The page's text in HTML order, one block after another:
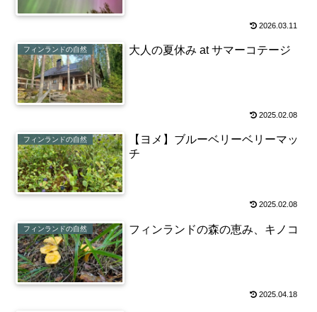
2026.03.11
フィンランドの自然 大人の夏休み at サマーコテージ
2025.02.08
フィンランドの自然
【ヨメ】ブルーベリーベリーマッ
チ
2025.02.08
フィンランドの自然 フィンランドの森の恵み、キノコ
2025.04.18